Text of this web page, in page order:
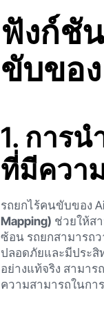
ฟังก์ชั
ขับของ
1. การ
ที่มีควา
รถยกไร้คนขับของ
Mapping) ช่วยให้ส
ซ้อน รถยกสามารถ
ปลอดภัยและมีประสิ
อย่างแท้จริง สามา
ความสามารถในกา